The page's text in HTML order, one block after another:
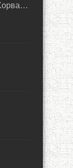
Острова Углян и Пашман в Хорватии